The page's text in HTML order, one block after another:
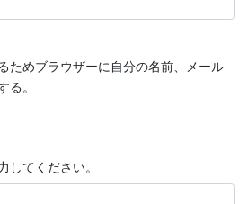
ためブラウザーに自分の名前、メール
。
してください。